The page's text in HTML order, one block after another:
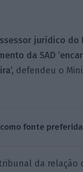
jurídico do
da SAD
defendeu o
como fonte
da relação